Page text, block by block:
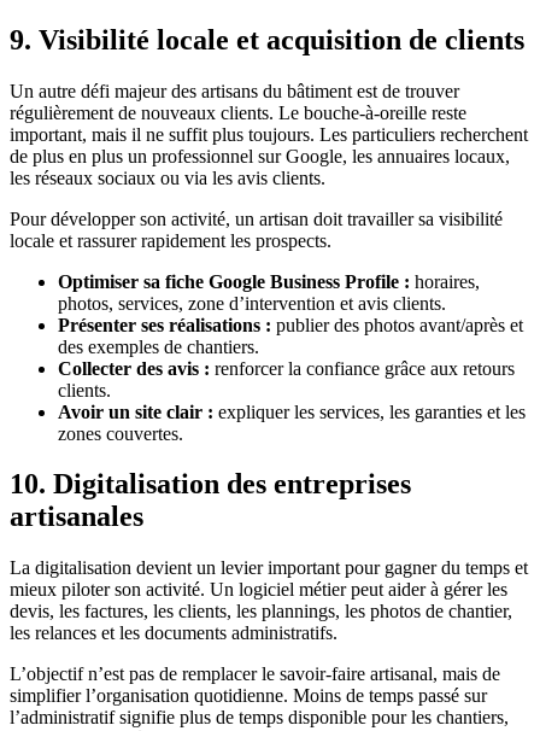
9. Visibilité locale et acquisition de clients
Un autre défi majeur des artisans du bâtiment est de trouver
régulièrement de nouveaux clients. Le bouche-à-oreille reste
important, mais il ne suffit plus toujours. Les particuliers recherchent
de plus en plus un professionnel sur Google, les annuaires locaux,
les réseaux sociaux ou via les avis clients.
Pour développer son activité, un artisan doit travailler sa visibilité
locale et rassurer rapidement les prospects.
Optimiser sa fiche Google Business Profile : horaires,
photos, services, zone d’intervention et avis clients.
Présenter ses réalisations : publier des photos avant/après et
des exemples de chantiers.
Collecter des avis : renforcer la confiance grâce aux retours
clients.
Avoir un site clair : expliquer les services, les garanties et les
zones couvertes.
10. Digitalisation des entreprises
artisanales
La digitalisation devient un levier important pour gagner du temps et
mieux piloter son activité. Un logiciel métier peut aider à gérer les
devis, les factures, les clients, les plannings, les photos de chantier,
les relances et les documents administratifs.
L’objectif n’est pas de remplacer le savoir-faire artisanal, mais de
simplifier l’organisation quotidienne. Moins de temps passé sur
l’administratif signifie plus de temps disponible pour les chantiers,